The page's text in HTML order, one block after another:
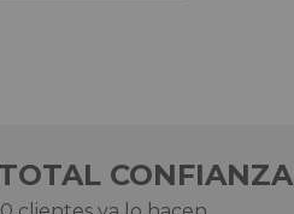
CONFIANZA